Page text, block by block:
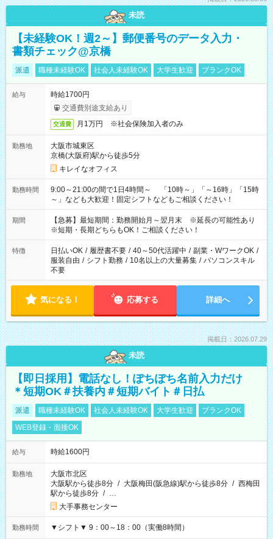
未読
【未経験OK！週2～】郵便番号のデータ入力・
書類チェック@京橋
派遣 職種未経験OK 社会人未経験OK 大学生歓迎 ブランクOK
給与
時給1700円
交通費別途支給あり
交通費 月1万円 ※社会保険加入者のみ
勤務地
大阪市城東区
京橋(大阪府)駅から徒歩5分
キレイなオフィス
勤務時間
9:00～21:00の間で1日4時間～ 「10時～」「～16時」「15時
～」なども大歓迎！固定シフトなどもご相談ください！
期間
【急募】最短期間：勤務開始月～翌月末 ※延長の可能性あり
※短期・長期どちらもOK！ご相談ください！
特徴 日払いOK / 履歴書不要 / 40～50代活躍中 / 副業・WワークOK /
服装自由 / シフト勤務 / 10名以上の大量募集 / パソコンスキル
不要
気になる！ 応募する 詳細へ
掲載日：2026.07.29
未読
【即日採用】電話なし！ぽちぽち名前入力だけ
＊短期OK＃扶養内＃短期バイト＃日払
派遣 職種未経験OK 社会人未経験OK 大学生歓迎
ブランクOK
WEB登録・面接OK
給与 時給1600円
勤務地
大阪市北区
大阪駅から徒歩8分 / 大阪梅田(阪急線)駅から徒歩8分 / 西梅田
駅から徒歩8分 / …
大手事務センター
勤務時間 ▼シフト▼ 9：00～18：00（実働8時間）